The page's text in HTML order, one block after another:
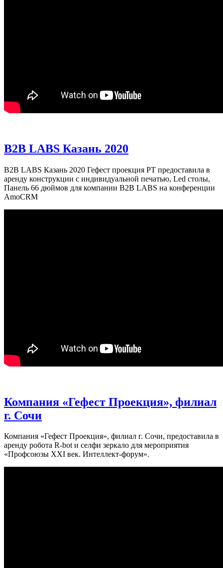
B2B LABS Казань 2020
B2B LABS Казань 2020 Гефест проекция РТ предоставила в
аренду конструкции с индивидуальной печатью, Led столы,
Панель 66 дюймов для компании B2B LABS на конференции
AmoCRM
Компания «Гефест Проекция», филиал
г. Сочи
Компания «Гефест Проекция», филиал г. Сочи, предоставила в
аренду робота R-bot и селфи зеркало для мероприятия
«Профсоюзы XXI век. Интеллект-форум».